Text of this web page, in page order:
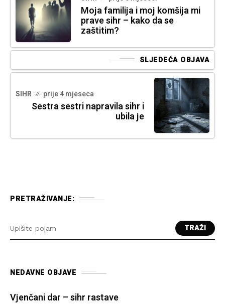
Moja familija i moj komšija mi
prave sihr – kako da se
zaštitim?
SLJEDEĆA OBJAVA
SIHR prije 4 mjeseca
Sestra sestri napravila sihr i
ubila je
PRETRAŽIVANJE:
TRAŽI
NEDAVNE OBJAVE
Vjenčani dar – sihr rastave